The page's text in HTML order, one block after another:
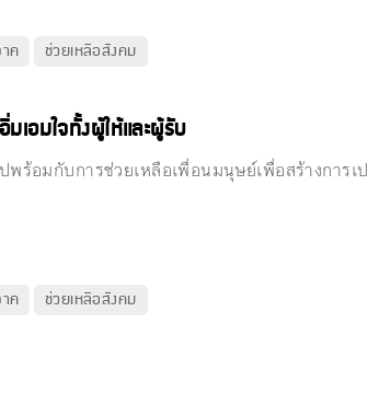
ค ช่วยเหลือสังคม
เอมใจทั้งผู้ให้และผู้รับ
ร้อมกับการช่วยเหลือเพื่อนมนุษย์เพื่อสร้างการเ
ค ช่วยเหลือสังคม